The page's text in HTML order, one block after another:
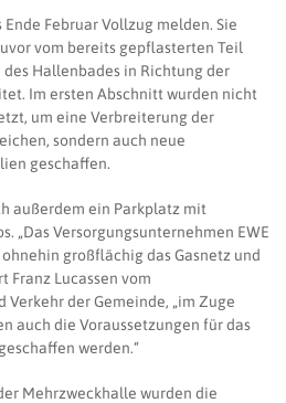
Februar Vollzug melden. Sie
vom bereits gepflasterten Teil
Hallenbades in Richtung der
Im ersten Abschnitt wurden nicht
um eine Verbreiterung der
sondern auch neue
geschaffen.
außerdem ein Parkplatz mit
„Das Versorgungsunternehmen EWE
großflächig das Gasnetz und
Franz Lucassen vom
Verkehr der Gemeinde, „im Zuge
auch die Voraussetzungen für das
werden.“
Mehrzweckhalle wurden die